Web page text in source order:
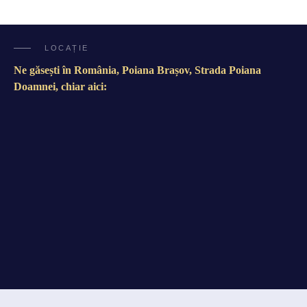
LOCAȚIE
Ne găsești în România, Poiana Brașov, Strada Poiana
Doamnei, chiar aici: